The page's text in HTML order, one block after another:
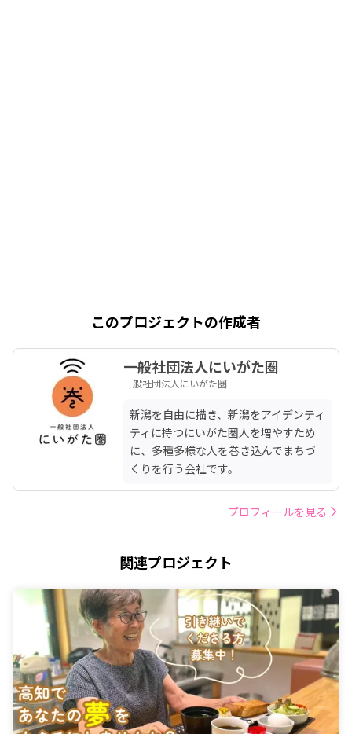
このプロジェクトの作成者
一般社団法人にいがた圏
一般社団法人にいがた圏
新潟を自由に描き、新潟をアイデンティ
ティに持つにいがた圏人を増やすため
に、多種多様な人を巻き込んでまちづ
くりを行う会社です。
プロフィールを見る
関連プロジェクト